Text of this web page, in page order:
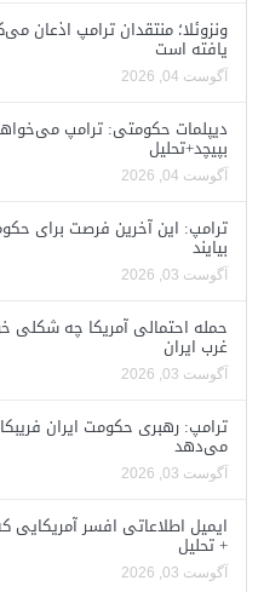
ونزوئلا؛ منتقدان ترامپ اذعان
یافته است
آگوست 04, 2026
دیپلمات حکومتی: ترامپ
بپیچد+تحلیل
آگوست 04, 2026
ترامپ: این آخرین فرصت برای
بیایند
آگوست 03, 2026
حمله احتمالی آمریکا چه شکلی
غرب ایران
آگوست 03, 2026
ترامپ: رهبری حکومت ایران
می‌دهد
آگوست 03, 2026
ایمیل اطلاعاتی افسر
+ تحلیل
آگوست 03, 2026